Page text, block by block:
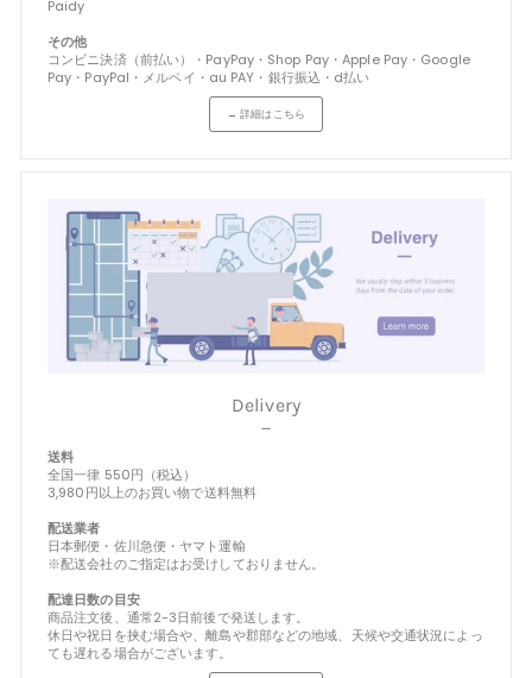
Paidy
その他
コンビニ決済（前払い）・PayPay・Shop Pay・Apple Pay・Google
Pay・PayPal・メルペイ・au PAY・銀行振込・d払い
→ 詳細はこちら
Delivery
－
送料
全国一律 550円（税込）
3,980円以上のお買い物で送料無料
配送業者
日本郵便・佐川急便・ヤマト運輸
※配送会社のご指定はお受けしておりません。
配達日数の目安
商品注文後、通常2-3日前後で発送します。
休日や祝日を挟む場合や、離島や郡部などの地域、天候や交通状況によっ
ても遅れる場合がございます。